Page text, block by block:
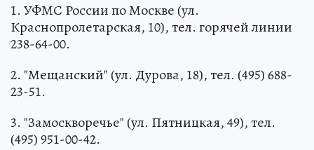
1. УФМС России по Москве (ул.
Краснопролетарская, 10), тел. горячей линии
238-64-00.
2. "Мещанский" (ул. Дурова, 18), тел. (495) 688-
23-51.
3. "Замоскворечье" (ул. Пятницкая, 49), тел.
(495) 951-00-42.